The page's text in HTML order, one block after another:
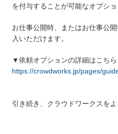
を付与することが可能なオプショ
お仕事公開時、またはお仕事公
入いただけます。
▼依頼オプションの詳細はこちら
https://crowdworks.jp/pages/
引き続き、クラウドワークスを